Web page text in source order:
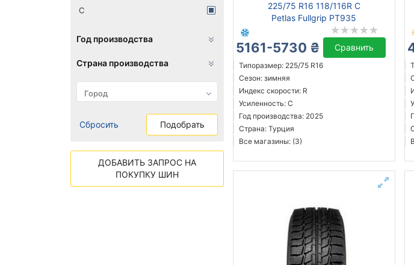
225/75 R16 118/116R C
Petlas Fullgrip PT935
5161-5730 ₴ Сравнить
Типоразмер: 225/75 R16
Сезон: зимняя
Индекс скорости: R
Усиленность: C
Год производства: 2025
Страна: Турция
Все магазины: (3)
C
Год производства
Страна производства
Сбросить Подобрать
ДОБАВИТЬ ЗАПРОС НА
ПОКУПКУ ШИН